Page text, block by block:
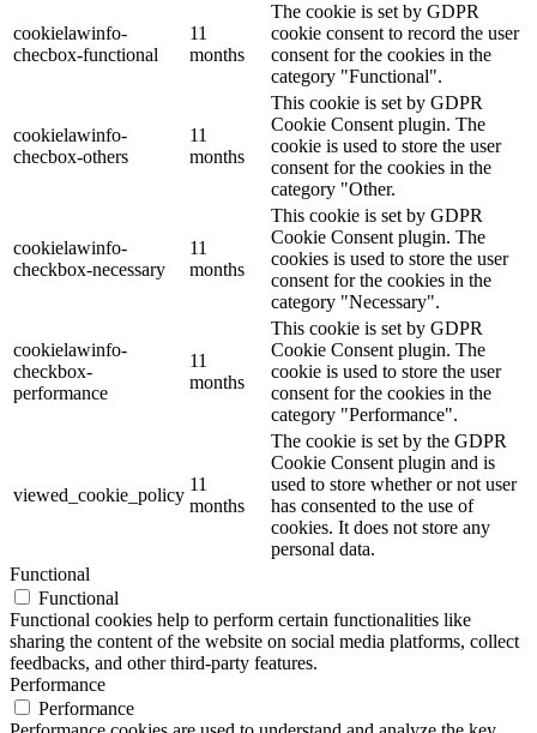
cookielawinfo-
checbox-functional
11
months
The cookie is set by GDPR
cookie consent to record the user
consent for the cookies in the
category "Functional".
cookielawinfo-
checbox-others
11
months
This cookie is set by GDPR
Cookie Consent plugin. The
cookie is used to store the user
consent for the cookies in the
category "Other.
cookielawinfo-
checkbox-necessary
11
months
This cookie is set by GDPR
Cookie Consent plugin. The
cookies is used to store the user
consent for the cookies in the
category "Necessary".
cookielawinfo-
checkbox-
performance
11
months
This cookie is set by GDPR
Cookie Consent plugin. The
cookie is used to store the user
consent for the cookies in the
category "Performance".
viewed_cookie_policy
11
months
The cookie is set by the GDPR
Cookie Consent plugin and is
used to store whether or not user
has consented to the use of
cookies. It does not store any
personal data.
Functional
Functional
Functional cookies help to perform certain functionalities like
sharing the content of the website on social media platforms, collect
feedbacks, and other third-party features.
Performance
Performance